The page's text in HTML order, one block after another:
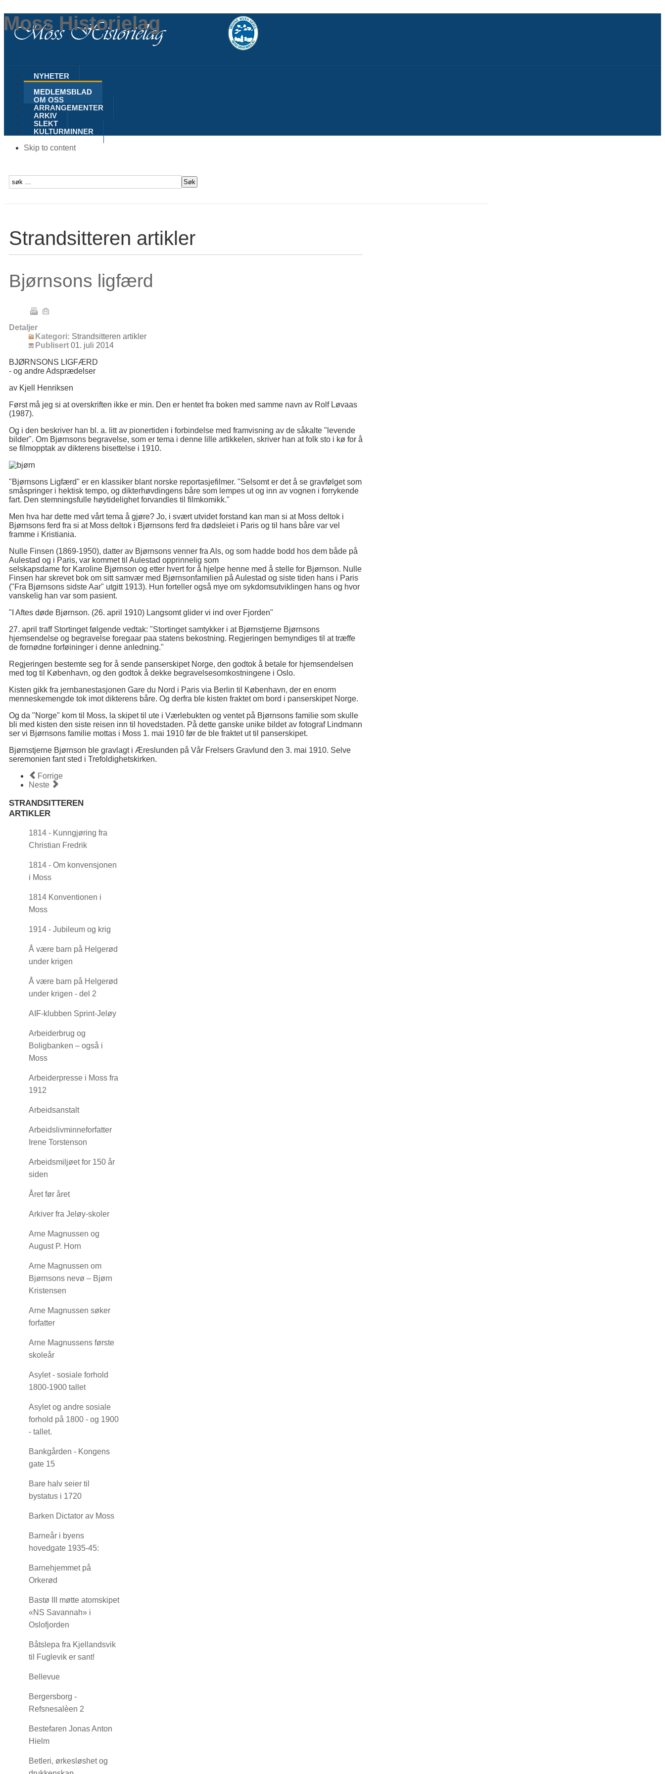
Moss Historielag
NYHETER
MOSS
MEDLEMSBLAD
OM OSS
ARRANGEMENTER
ARKIV
SLEKT
KULTURMINNER
Skip to content
Strandsitteren artikler
Bjørnsons ligfærd
Detaljer
Kategori: Strandsitteren artikler
Publisert 01. juli 2014
BJØRNSONS LIGFÆRD
- og andre Adsprædelser
av Kjell Henriksen
Først må jeg si at overskriften ikke er min. Den er hentet fra boken med samme navn av Rolf Løvaas
(1987).
Og i den beskriver han bl. a. litt av pionertiden i forbindelse med framvisning av de såkalte "levende
bilder". Om Bjørnsons begravelse, som er tema i denne lille artikkelen, skriver han at folk sto i kø for å
se filmopptak av dikterens bisettelse i 1910.
"Bjørnsons Ligfærd" er en klassiker blant norske reportasjefilmer. "Selsomt er det å se gravfølget som
småspringer i hektisk tempo, og dikterhøvdingens båre som lempes ut og inn av vognen i forrykende
fart. Den stemningsfulle høytidelighet forvandles til filmkomikk."
Men hva har dette med vårt tema å gjøre? Jo, i svært utvidet forstand kan man si at Moss deltok i
Bjørnsons ferd fra si at Moss deltok i Bjørnsons ferd fra dødsleiet i Paris og til hans båre var vel
framme i Kristiania.
Nulle Finsen (1869-1950), datter av Bjørnsons venner fra Als, og som hadde bodd hos dem både på
Aulestad og i Paris, var kommet til Aulestad opprinnelig som
selskapsdame for Karoline Bjørnson og etter hvert for å hjelpe henne med å stelle for Bjørnson. Nulle
Finsen har skrevet bok om sitt samvær med Bjørnsonfamilien på Aulestad og siste tiden hans i Paris
("Fra Bjørnsons sidste Aar" utgitt 1913). Hun forteller også mye om sykdomsutviklingen hans og hvor
vanskelig han var som pasient.
"I Aftes døde Bjørnson. (26. april 1910) Langsomt glider vi ind over Fjorden"
27. april traff Stortinget følgende vedtak: "Stortinget samtykker i at Bjørnstjerne Bjørnsons
hjemsendelse og begravelse foregaar paa statens bekostning. Regjeringen bemyndiges til at træffe
de fornødne forføininger i denne anledning."
Regjeringen bestemte seg for å sende panserskipet Norge, den godtok å betale for hjemsendelsen
med tog til København, og den godtok å dekke begravelsesomkostningene i Oslo.
Kisten gikk fra jernbanestasjonen Gare du Nord i Paris via Berlin til København, der en enorm
menneskemengde tok imot dikterens båre. Og derfra ble kisten fraktet om bord i panserskipet Norge.
Og da "Norge" kom til Moss, la skipet til ute i Værlebukten og ventet på Bjørnsons familie som skulle
bli med kisten den siste reisen inn til hovedstaden. På dette ganske unike bildet av fotograf Lindmann
ser vi Bjørnsons familie mottas i Moss 1. mai 1910 før de ble fraktet ut til panserskipet.
Bjørnstjerne Bjørnson ble gravlagt i Æreslunden på Vår Frelsers Gravlund den 3. mai 1910. Selve
seremonien fant sted i Trefoldighetskirken.
Forrige
Neste
STRANDSITTEREN
ARTIKLER
1814 - Kunngjøring fra
Christian Fredrik
1814 - Om konvensjonen
i Moss
1814 Konventionen i
Moss
1914 - Jubileum og krig
Å være barn på Helgerød
under krigen
Å være barn på Helgerød
under krigen - del 2
AIF-klubben Sprint-Jeløy
Arbeiderbrug og
Boligbanken – også i
Moss
Arbeiderpresse i Moss fra
1912
Arbeidsanstalt
Arbeidslivminneforfatter
Irene Torstenson
Arbeidsmiljøet for 150 år
siden
Året før året
Arkiver fra Jeløy-skoler
Arne Magnussen og
August P. Horn
Arne Magnussen om
Bjørnsons nevø – Bjørn
Kristensen
Arne Magnussen søker
forfatter
Arne Magnussens første
skoleår
Asylet - sosiale forhold
1800-1900 tallet
Asylet og andre sosiale
forhold på 1800 - og 1900
- tallet.
Bankgården - Kongens
gate 15
Bare halv seier til
bystatus i 1720
Barken Dictator av Moss
Barneår i byens
hovedgate 1935-45:
Barnehjemmet på
Orkerød
Bastø III møtte atomskipet
«NS Savannah» i
Oslofjorden
Båtslepa fra Kjellandsvik
til Fuglevik er sant!
Bellevue
Bergersborg -
Refsnesalèen 2
Bestefaren Jonas Anton
Hielm
Betleri, ørkesløshet og